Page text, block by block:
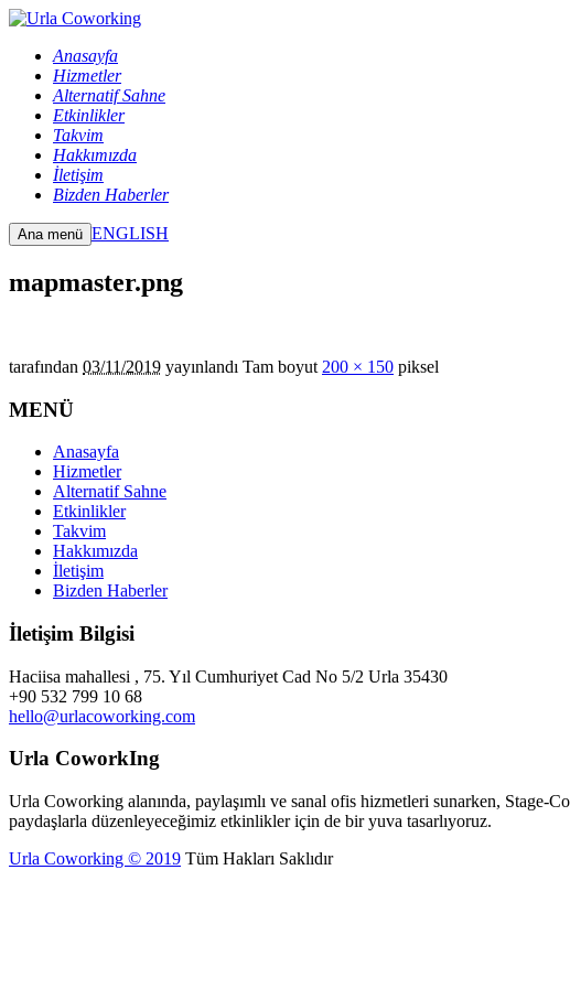
Anasayfa
Hizmetler
Alternatif Sahne
Etkinlikler
Takvim
Hakkımızda
İletişim
Bizden Haberler
Ana menü ENGLISH
mapmaster.png
tarafından 03/11/2019 yayınlandı Tam boyut 200 × 150 piksel
MENÜ
Anasayfa
Hizmetler
Alternatif Sahne
Etkinlikler
Takvim
Hakkımızda
İletişim
Bizden Haberler
İletişim Bilgisi
Haciisa mahallesi , 75. Yıl Cumhuriyet Cad No 5/2 Urla 35430
+90 532 799 10 68
hello@urlacoworking.com
Urla CoworkIng
Urla Coworking alanında, paylaşımlı ve sanal ofis hizmetleri sunarken, Stage-
paydaşlarla düzenleyeceğimiz etkinlikler için de bir yuva tasarlıyoruz.
Urla Coworking © 2019 Tüm Hakları Saklıdır